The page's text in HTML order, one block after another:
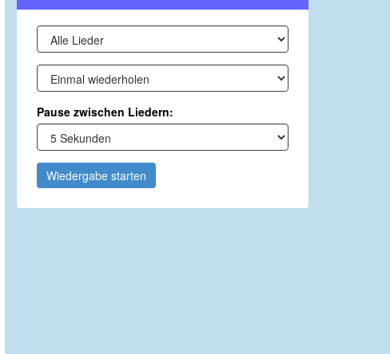
Pause zwischen Liedern:
Wiedergabe starten